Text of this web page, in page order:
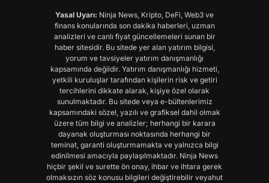
Yasal Uyarı: Ninja News, Kripto, DeFi, Web3 ve
finans konularında son dakika haberleri, uzman
analizleri ve canlı fiyat güncellemeleri sunan bir
haber sitesidir. Bu sitede yer alan yatırım bilgisi,
yorum ve tavsiyeler yatırım danışmanlığı
kapsamında değildir. Yatırım danışmanlığı hizmeti,
yetkili kuruluşlar tarafından kişilerin risk ve getiri
tercihlerini dikkate alarak, kişiye özel olarak
sunulmaktadır. Bu sitede veya e-bültenlerimiz
kapsamındaki sözel, yazılı ve grafiksel dahil olmak
üzere tüm bilgi ve analizler; herhangi bir karara
dayanak oluşturması noktasında herhangi bir
teminat, garanti oluşturmamakta ve yalnızca bilgi
edinilmesi amacıyla paylaşılmaktadır. Ninja News
hiçbir şekil ve surette ön onay, ihbar ve ihtara gerek
olmaksızın söz konusu bilgileri değiştirebilir veyahut